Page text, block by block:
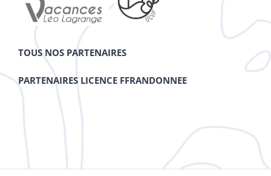
TOUS NOS PARTENAIRES
PARTENAIRES LICENCE FFRANDONNEE